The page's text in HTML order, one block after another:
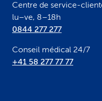
Centre de service-
lu–ve, 8–18h
0844 277 277
Conseil médical 24/7
+41 58 277 77 77